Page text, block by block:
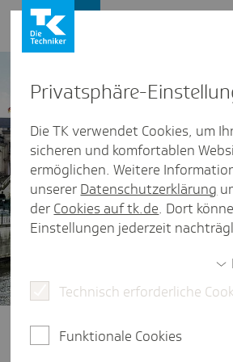
Gesundheitspolitik im Fokus
Privat­sphäre-
Die TK verwendet Cookies, um
sicheren und komfortablen
ermöglichen. Weitere
unserer Datenschutzerklärung
der Cookies auf tk.de. Dort
Einstellungen jederzeit
Technisch erforderliche
Funktionale Cookies